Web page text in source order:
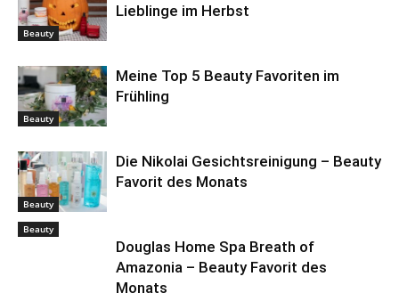
Beauty
Lieblinge im Herbst
Beauty
Meine Top 5 Beauty Favoriten im
Frühling
Beauty
Die Nikolai Gesichtsreinigung – Beauty
Favorit des Monats
Beauty
Douglas Home Spa Breath of
Amazonia – Beauty Favorit des
Monats